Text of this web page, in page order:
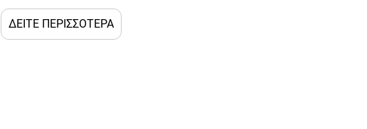
και όχι ως πρόσθετα πολυτελείας. Τα μαξιλάρια ψύξης με γέλη έχουν
ταχύτερα αναπτυσσόμενες κατηγορίες προϊόντων ...
ΔΕΙΤΕ ΠΕΡΙΣΣΟΤΕΡΑ